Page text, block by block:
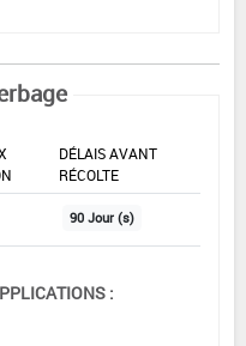
DÉLAIS AVANT
RÉCOLTE
90 Jour (s)
: